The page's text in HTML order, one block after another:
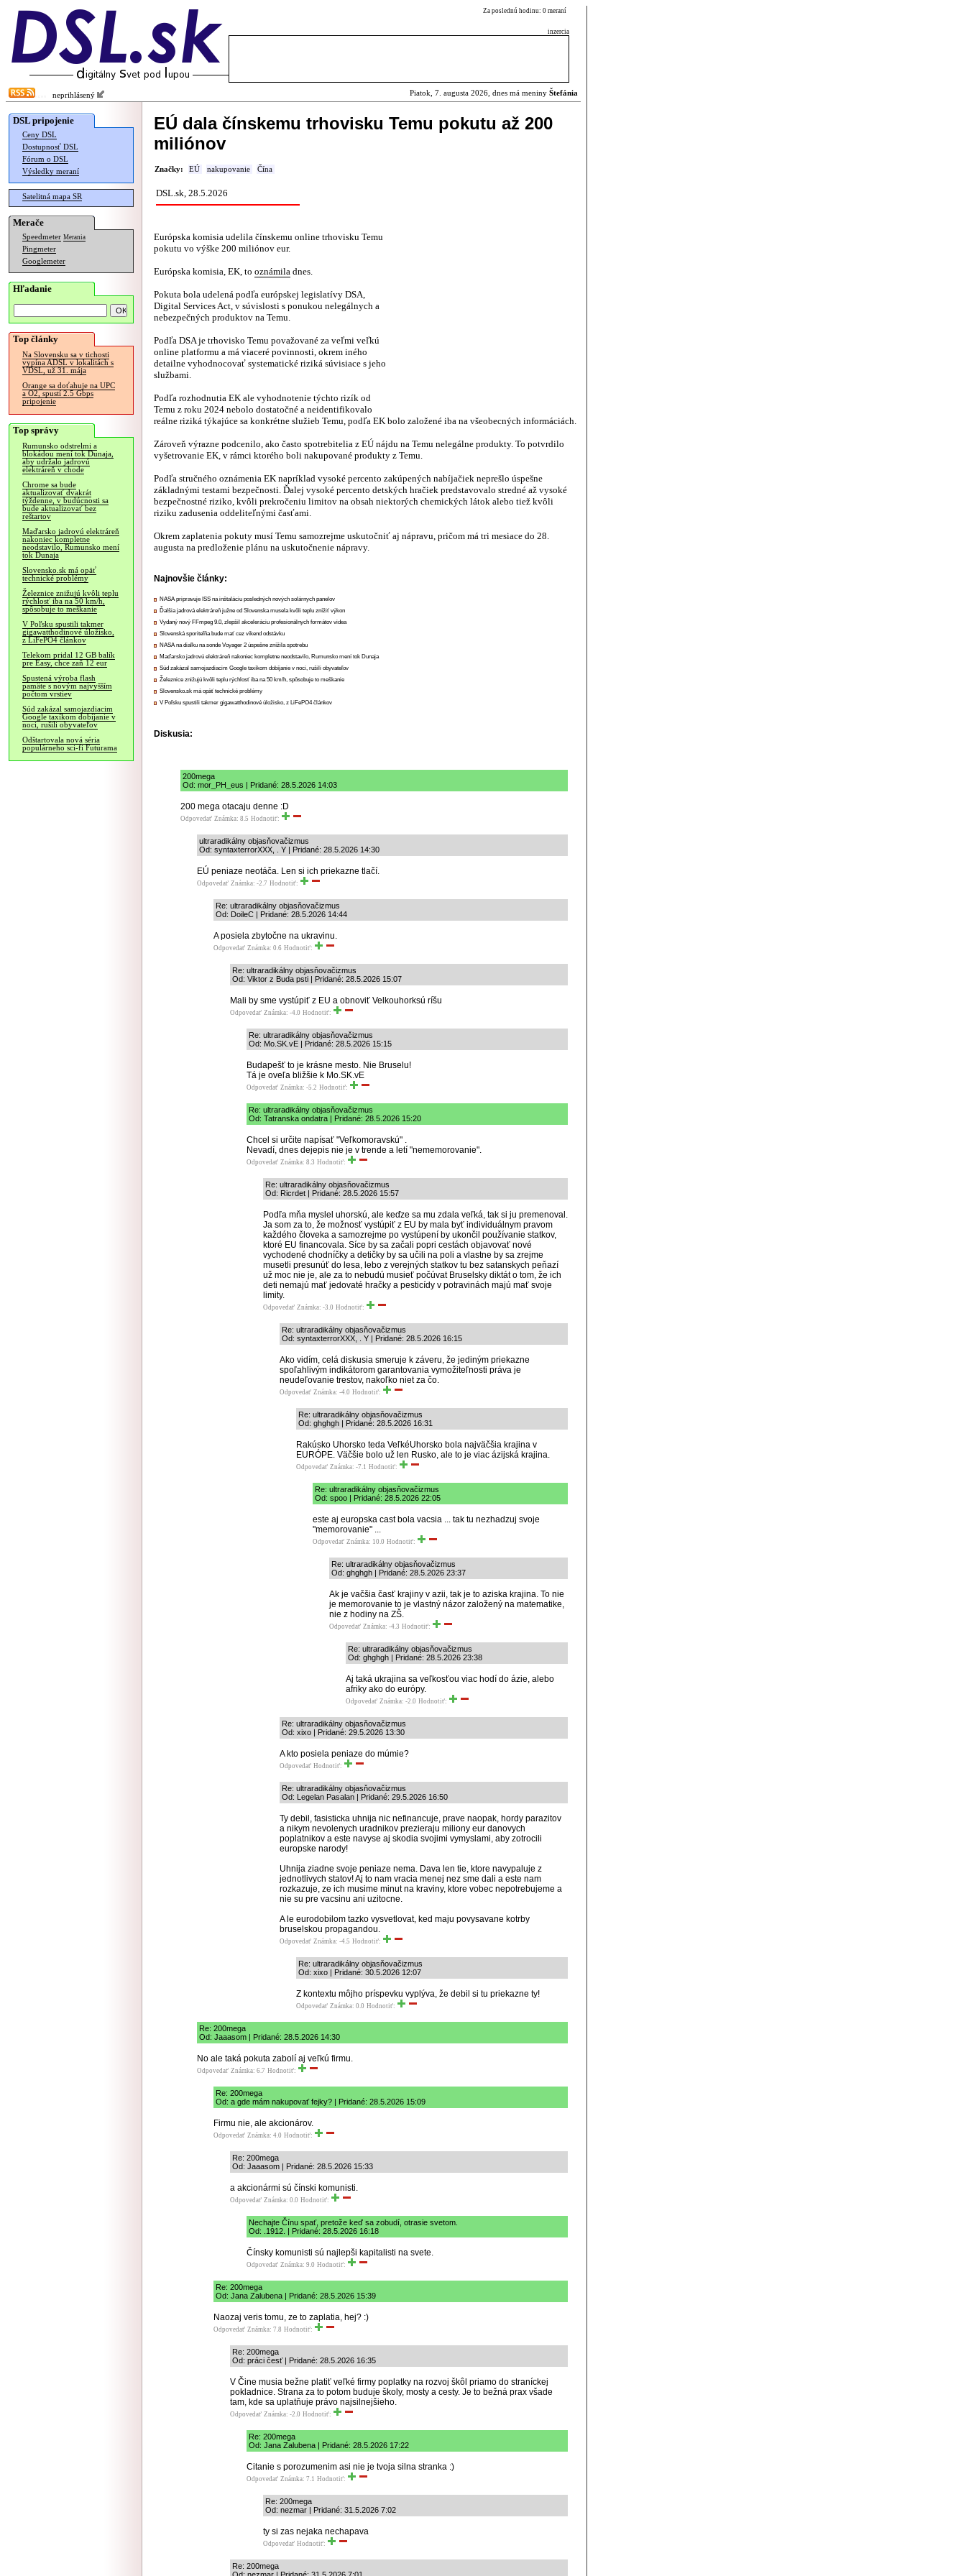
Za poslednú hodinu: 0 meraní
inzercia
neprihlásený Piatok, 7. augusta 2026, dnes má meniny Štefánia
DSL pripojenie
Ceny DSL
Dostupnosť DSL
Fórum o DSL
Výsledky meraní
Satelitná mapa SR
Merače
Speedmeter Merania
Pingmeter
Googlemeter
Hľadanie
Top články
Na Slovensku sa v tichosti
vypína ADSL v lokalitách s
VDSL, už 31. mája
Orange sa doťahuje na UPC
a O2, spustí 2.5 Gbps
pripojenie
Top správy
Rumunsko odstrelmi a
blokádou mení tok Dunaja,
aby udržalo jadrovú
elektráreň v chode
Chrome sa bude
aktualizovať dvakrát
týždenne, v budúcnosti sa
bude aktualizovať bez
reštartov
Maďarsko jadrovú elektráreň
nakoniec kompletne
neodstavilo, Rumunsko mení
tok Dunaja
Slovensko.sk má opäť
technické problémy
Železnice znižujú kvôli teplu
rýchlosť iba na 50 km/h,
spôsobuje to meškanie
V Poľsku spustili takmer
gigawatthodinové úložisko,
z LiFePO4 článkov
Telekom pridal 12 GB balík
pre Easy, chce zaň 12 eur
Spustená výroba flash
pamäte s novým najvyšším
počtom vrstiev
Súd zakázal samojazdiacim
Google taxíkom dobíjanie v
noci, rušili obyvateľov
Odštartovala nová séria
populárneho sci-fi Futurama
EÚ dala čínskemu trhovisku Temu pokutu až 200
miliónov
Značky: EÚ nakupovanie Čína
DSL.sk, 28.5.2026
Európska komisia udelila čínskemu online trhovisku Temu
pokutu vo výške 200 miliónov eur.
Európska komisia, EK, to oznámila dnes.
Pokuta bola udelená podľa európskej legislatívy DSA,
Digital Services Act, v súvislosti s ponukou nelegálnych a
nebezpečných produktov na Temu.
Podľa DSA je trhovisko Temu považované za veľmi veľkú
online platformu a má viaceré povinnosti, okrem iného
detailne vyhodnocovať systematické riziká súvisiace s jeho
službami.
Podľa rozhodnutia EK ale vyhodnotenie týchto rizík od
Temu z roku 2024 nebolo dostatočné a neidentifikovalo
reálne riziká týkajúce sa konkrétne služieb Temu, podľa EK bolo založené iba na všeobecných informáciách.
Zároveň výrazne podcenilo, ako často spotrebitelia z EÚ nájdu na Temu nelegálne produkty. To potvrdilo
vyšetrovanie EK, v rámci ktorého boli nakupované produkty z Temu.
Podľa stručného oznámenia EK napríklad vysoké percento zakúpených nabíjačiek neprešlo úspešne
základnými testami bezpečnosti. Ďalej vysoké percento detských hračiek predstavovalo stredné až vysoké
bezpečnostné riziko, kvôli prekročeniu limitov na obsah niektorých chemických látok alebo tiež kvôli
riziku zadusenia oddeliteľnými časťami.
Okrem zaplatenia pokuty musí Temu samozrejme uskutočniť aj nápravu, pričom má tri mesiace do 28.
augusta na predloženie plánu na uskutočnenie nápravy.
Najnovšie články:
NASA pripravuje ISS na inštaláciu posledných nových solárnych panelov
Ďalšia jadrová elektráreň južne od Slovenska musela kvôli teplu znížiť výkon
Vydaný nový FFmpeg 9.0, zlepšil akceleráciu profesionálnych formátov videa
Slovenská sporiteľňa bude mať cez víkend odstávku
NASA na diaľku na sonde Voyager 2 úspešne znížila spotrebu
Maďarsko jadrovú elektráreň nakoniec kompletne neodstavilo, Rumunsko mení tok Dunaja
Súd zakázal samojazdiacim Google taxíkom dobíjanie v noci, rušili obyvateľov
Železnice znižujú kvôli teplu rýchlosť iba na 50 km/h, spôsobuje to meškanie
Slovensko.sk má opäť technické problémy
V Poľsku spustili takmer gigawatthodinové úložisko, z LiFePO4 článkov
Diskusia:
200mega
Od: mor_PH_eus | Pridané: 28.5.2026 14:03
200 mega otacaju denne :D
Odpovedať Známka: 8.5 Hodnotiť:
ultraradikálny objasňovačizmus
Od: syntaxterrorXXX, . Y | Pridané: 28.5.2026 14:30
EÚ peniaze neotáča. Len si ich priekazne tlačí.
Odpovedať Známka: -2.7 Hodnotiť:
Re: ultraradikálny objasňovačizmus
Od: DoileC | Pridané: 28.5.2026 14:44
A posiela zbytočne na ukravinu.
Odpovedať Známka: 0.6 Hodnotiť:
Re: ultraradikálny objasňovačizmus
Od: Viktor z Buda psti | Pridané: 28.5.2026 15:07
Mali by sme vystúpiť z EU a obnoviť Velkouhorksú ríšu
Odpovedať Známka: -4.0 Hodnotiť:
Re: ultraradikálny objasňovačizmus
Od: Mo.SK.vE | Pridané: 28.5.2026 15:15
Budapešť to je krásne mesto. Nie Bruselu!
Tá je oveľa bližšie k Mo.SK.vE
Odpovedať Známka: -5.2 Hodnotiť:
Re: ultraradikálny objasňovačizmus
Od: Tatranska ondatra | Pridané: 28.5.2026 15:20
Chcel si určite napísať "Veľkomoravskú" .
Nevadí, dnes dejepis nie je v trende a letí "nememorovanie".
Odpovedať Známka: 8.3 Hodnotiť:
Re: ultraradikálny objasňovačizmus
Od: Ricrdet | Pridané: 28.5.2026 15:57
Podľa mňa myslel uhorskú, ale keďze sa mu zdala veľká, tak si ju premenoval.
Ja som za to, že možnosť vystúpiť z EU by mala byť individuálnym pravom
každého človeka a samozrejme po vystúpení by ukončil používanie statkov,
ktoré EU financovala. Síce by sa začali popri cestách objavovať nové
vychodené chodníčky a detičky by sa učili na poli a vlastne by sa zrejme
musetli presunúť do lesa, lebo z verejných statkov tu bez satanskych peňazí
už moc nie je, ale za to nebudú musieť počúvat Bruselsky diktát o tom, že ich
deti nemajú mať jedovaté hračky a pesticídy v potravinách majú mať svoje
limity.
Odpovedať Známka: -3.0 Hodnotiť:
Re: ultraradikálny objasňovačizmus
Od: syntaxterrorXXX, . Y | Pridané: 28.5.2026 16:15
Ako vidím, celá diskusia smeruje k záveru, že jediným priekazne
spoľahlivým indikátorom garantovania vymožiteľnosti práva je
neudeľovanie trestov, nakoľko niet za čo.
Odpovedať Známka: -4.0 Hodnotiť:
Re: ultraradikálny objasňovačizmus
Od: ghghgh | Pridané: 28.5.2026 16:31
Rakúsko Uhorsko teda VeľkéUhorsko bola najväčšia krajina v
EURÓPE. Väčšie bolo už len Rusko, ale to je viac ázijská krajina.
Odpovedať Známka: -7.1 Hodnotiť:
Re: ultraradikálny objasňovačizmus
Od: spoo | Pridané: 28.5.2026 22:05
este aj europska cast bola vacsia ... tak tu nezhadzuj svoje
"memorovanie" ...
Odpovedať Známka: 10.0 Hodnotiť:
Re: ultraradikálny objasňovačizmus
Od: ghghgh | Pridané: 28.5.2026 23:37
Ak je vačšia časť krajiny v azii, tak je to aziska krajina. To nie
je memorovanie to je vlastný názor založený na matematike,
nie z hodiny na ZŠ.
Odpovedať Známka: -4.3 Hodnotiť:
Re: ultraradikálny objasňovačizmus
Od: ghghgh | Pridané: 28.5.2026 23:38
Aj taká ukrajina sa veľkosťou viac hodí do ázie, alebo
afriky ako do európy.
Odpovedať Známka: -2.0 Hodnotiť:
Re: ultraradikálny objasňovačizmus
Od: xixo | Pridané: 29.5.2026 13:30
A kto posiela peniaze do múmie?
Odpovedať Hodnotiť:
Re: ultraradikálny objasňovačizmus
Od: Legelan Pasalan | Pridané: 29.5.2026 16:50
Ty debil, fasisticka uhnija nic nefinancuje, prave naopak, hordy parazitov
a nikym nevolenych uradnikov prezieraju miliony eur danovych
poplatnikov a este navyse aj skodia svojimi vymyslami, aby zotrocili
europske narody!
Uhnija ziadne svoje peniaze nema. Dava len tie, ktore navypaluje z
jednotlivych statov! Aj to nam vracia menej nez sme dali a este nam
rozkazuje, ze ich musime minut na kraviny, ktore vobec nepotrebujeme a
nie su pre vacsinu ani uzitocne.
A le eurodobilom tazko vysvetlovat, ked maju povysavane kotrby
bruselskou propagandou.
Odpovedať Známka: -4.5 Hodnotiť:
Re: ultraradikálny objasňovačizmus
Od: xixo | Pridané: 30.5.2026 12:07
Z kontextu môjho príspevku vyplýva, že debil si tu priekazne ty!
Odpovedať Známka: 0.0 Hodnotiť:
Re: 200mega
Od: Jaaasom | Pridané: 28.5.2026 14:30
No ale taká pokuta zabolí aj veľkú firmu.
Odpovedať Známka: 6.7 Hodnotiť:
Re: 200mega
Od: a gde mám nakupovať fejky? | Pridané: 28.5.2026 15:09
Firmu nie, ale akcionárov.
Odpovedať Známka: 4.0 Hodnotiť:
Re: 200mega
Od: Jaaasom | Pridané: 28.5.2026 15:33
a akcionármi sú čínski komunisti.
Odpovedať Známka: 0.0 Hodnotiť:
Nechajte Čínu spať, pretože keď sa zobudí, otrasie svetom.
Od: .1912. | Pridané: 28.5.2026 16:18
Čínsky komunisti sú najlepši kapitalisti na svete.
Odpovedať Známka: 9.0 Hodnotiť:
Re: 200mega
Od: Jana Zalubena | Pridané: 28.5.2026 15:39
Naozaj veris tomu, ze to zaplatia, hej? :)
Odpovedať Známka: 7.8 Hodnotiť:
Re: 200mega
Od: práci česť | Pridané: 28.5.2026 16:35
V Čine musia bežne platiť veľké firmy poplatky na rozvoj škôl priamo do straníckej
pokladnice. Strana za to potom buduje školy, mosty a cesty. Je to bežná prax všade
tam, kde sa uplatňuje právo najsilnejšieho.
Odpovedať Známka: -2.0 Hodnotiť:
Re: 200mega
Od: Jana Zalubena | Pridané: 28.5.2026 17:22
Citanie s porozumenim asi nie je tvoja silna stranka :)
Odpovedať Známka: 7.1 Hodnotiť:
Re: 200mega
Od: nezmar | Pridané: 31.5.2026 7:02
ty si zas nejaka nechapava
Odpovedať Hodnotiť:
Re: 200mega